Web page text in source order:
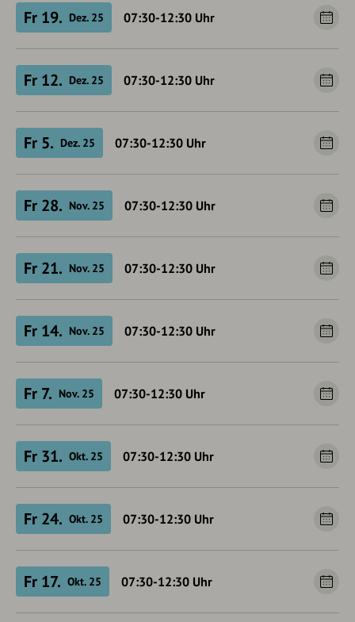
Fr 19. Dez. 25 07:30-12:30 Uhr
Fr 12. Dez. 25 07:30-12:30 Uhr
Fr 5. Dez. 25 07:30-12:30 Uhr
Fr 28. Nov. 25 07:30-12:30 Uhr
Fr 21. Nov. 25 07:30-12:30 Uhr
Fr 14. Nov. 25 07:30-12:30 Uhr
Fr 7. Nov. 25 07:30-12:30 Uhr
Fr 31. Okt. 25 07:30-12:30 Uhr
Fr 24. Okt. 25 07:30-12:30 Uhr
Fr 17. Okt. 25 07:30-12:30 Uhr